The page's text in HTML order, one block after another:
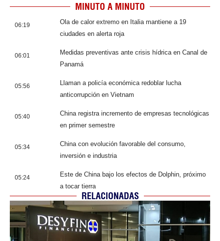
MINUTO A MINUTO
06:19
Ola de calor extremo en Italia mantiene a 19
ciudades en alerta roja
06:01
Medidas preventivas ante crisis hídrica en Canal de
Panamá
05:56
Llaman a policía económica redoblar lucha
anticorrupción en Vietnam
05:40
China registra incremento de empresas tecnológicas
en primer semestre
05:34
China con evolución favorable del consumo,
inversión e industria
05:24
Este de China bajo los efectos de Dolphin, próximo
a tocar tierra
RELACIONADAS